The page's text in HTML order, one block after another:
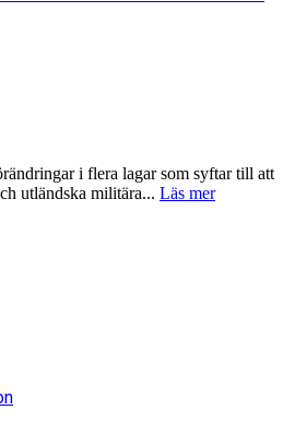
i flera lagar som syftar till att
utländska militära... Läs mer